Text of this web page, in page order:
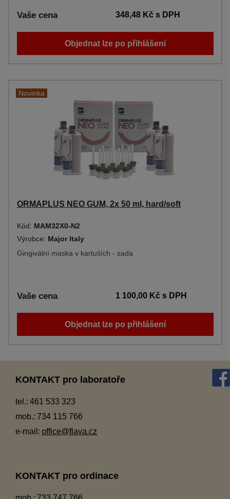
Vaše cena 348,48 Kčs DPH
Objednat lze po přihlášení
Novinka
ORMAPLUS NEO GUM, 2x 50 ml, hard/soft
Kód: MAM32X0-N2
Výrobce: Major Italy
Gingivální maska v kartuších - sada
Vaše cena 1 100,00 Kčs DPH
Objednat lze po přihlášení
KONTAKT pro laboratoře
tel.: 461 533 323
mob.: 734 115 766
e-mail: office@flava.cz
KONTAKT pro ordinace